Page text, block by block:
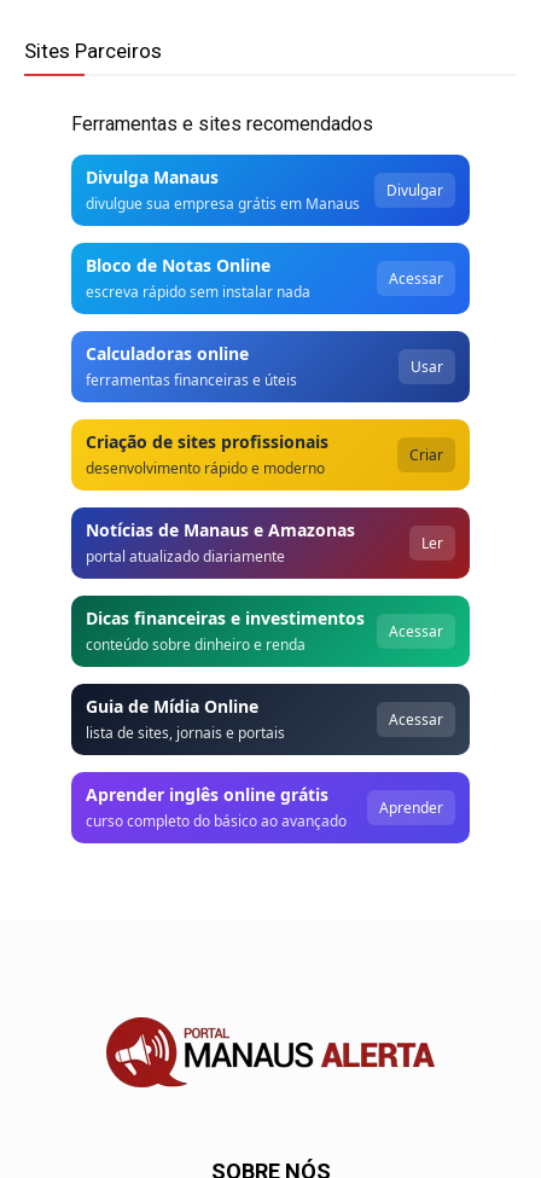
Sites Parceiros
Ferramentas e sites recomendados
Divulga Manaus
divulgue sua empresa grátis em Manaus
Divulgar
Bloco de Notas Online
escreva rápido sem instalar nada
Acessar
Calculadoras online
ferramentas financeiras e úteis
Usar
Criação de sites profissionais
desenvolvimento rápido e moderno
Criar
Notícias de Manaus e Amazonas
portal atualizado diariamente
Ler
Dicas financeiras e investimentos
conteúdo sobre dinheiro e renda
Acessar
Guia de Mídia Online
lista de sites, jornais e portais
Acessar
Aprender inglês online grátis
curso completo do básico ao avançado
Aprender
SOBRE NÓS